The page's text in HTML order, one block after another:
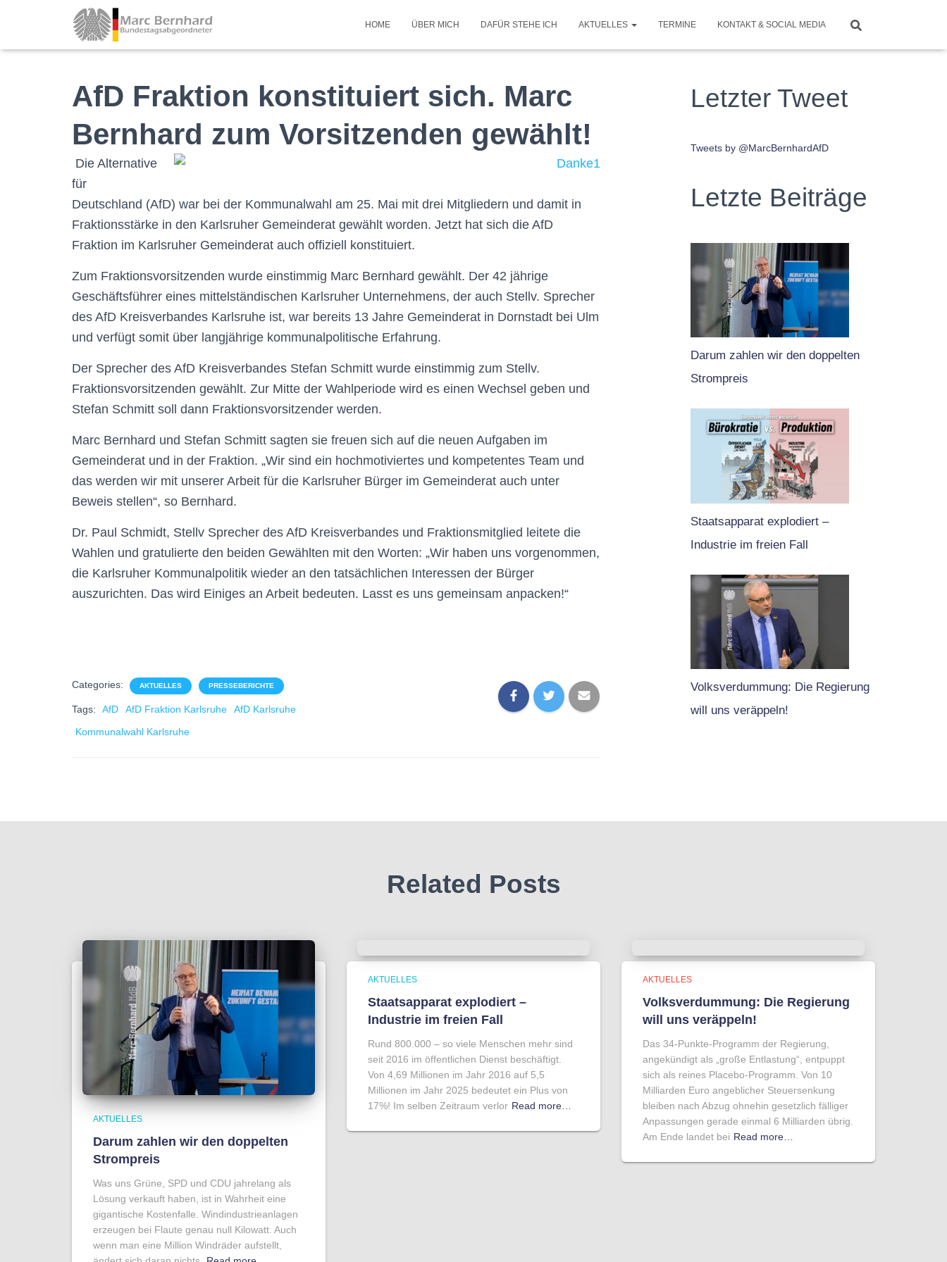
HOME ÜBER MICH DAFÜR STEHE ICH AKTUELLES TERMINE KONTAKT & SOCIAL MEDIA
AfD Fraktion konstituiert sich. Marc
Bernhard zum Vorsitzenden gewählt!
Die Alternative
für
Deutschland (AfD) war bei der Kommunalwahl am 25. Mai mit drei Mitgliedern und damit in
Fraktionsstärke in den Karlsruher Gemeinderat gewählt worden. Jetzt hat sich die AfD
Fraktion im Karlsruher Gemeinderat auch offiziell konstituiert.
Zum Fraktionsvorsitzenden wurde einstimmig Marc Bernhard gewählt. Der 42 jährige
Geschäftsführer eines mittelständischen Karlsruher Unternehmens, der auch Stellv. Sprecher
des AfD Kreisverbandes Karlsruhe ist, war bereits 13 Jahre Gemeinderat in Dornstadt bei Ulm
und verfügt somit über langjährige kommunalpolitische Erfahrung.
Der Sprecher des AfD Kreisverbandes Stefan Schmitt wurde einstimmig zum Stellv.
Fraktionsvorsitzenden gewählt. Zur Mitte der Wahlperiode wird es einen Wechsel geben und
Stefan Schmitt soll dann Fraktionsvorsitzender werden.
Marc Bernhard und Stefan Schmitt sagten sie freuen sich auf die neuen Aufgaben im
Gemeinderat und in der Fraktion. „Wir sind ein hochmotiviertes und kompetentes Team und
das werden wir mit unserer Arbeit für die Karlsruher Bürger im Gemeinderat auch unter
Beweis stellen“, so Bernhard.
Dr. Paul Schmidt, Stellv Sprecher des AfD Kreisverbandes und Fraktionsmitglied leitete die
Wahlen und gratulierte den beiden Gewählten mit den Worten: „Wir haben uns vorgenommen,
die Karlsruher Kommunalpolitik wieder an den tatsächlichen Interessen der Bürger
auszurichten. Das wird Einiges an Arbeit bedeuten. Lasst es uns gemeinsam anpacken!“
Categories: AKTUELLES PRESSEBERICHTE
Tags: AfD AfD Fraktion Karlsruhe
AfD Karlsruhe
Kommunalwahl Karlsruhe
Letzter Tweet
Tweets by @MarcBernhardAfD
Letzte Beiträge
Darum zahlen wir den doppelten
Strompreis
Staatsapparat explodiert –
Industrie im freien Fall
Volksverdummung: Die Regierung
will uns veräppeln!
Related Posts
AKTUELLES
Darum zahlen wir den doppelten
Strompreis
Was uns Grüne, SPD und CDU jahrelang als
Lösung verkauft haben, ist in Wahrheit eine
gigantische Kostenfalle. Windindustrieanlagen
erzeugen bei Flaute genau null Kilowatt. Auch
wenn man eine Million Windräder aufstellt,
AKTUELLES
Staatsapparat explodiert –
Industrie im freien Fall
Rund 800.000 – so viele Menschen mehr sind
seit 2016 im öffentlichen Dienst beschäftigt.
Von 4,69 Millionen im Jahr 2016 auf 5,5
Millionen im Jahr 2025 bedeutet ein Plus von
17%! Im selben Zeitraum verlor Read more…
AKTUELLES
Volksverdummung: Die Regierung
will uns veräppeln!
Das 34-Punkte-Programm der Regierung,
angekündigt als „große Entlastung“, entpuppt
sich als reines Placebo-Programm. Von 10
Milliarden Euro angeblicher Steuersenkung
bleiben nach Abzug ohnehin gesetzlich fälliger
Anpassungen gerade einmal 6 Milliarden übrig.
Am Ende landet bei Read more…